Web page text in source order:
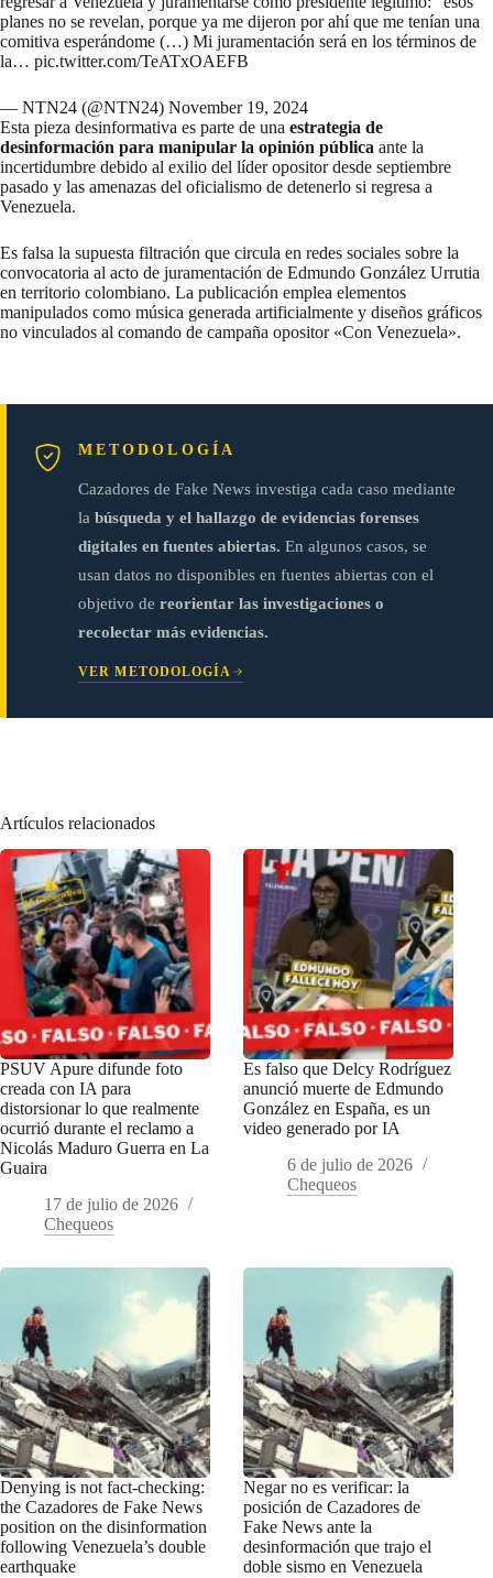
planes no se revelan, porque ya me dijeron por ahí que me tenían una
comitiva esperándome (…) Mi juramentación será en los términos de
la… pic.twitter.com/TeATxOAEFB
— NTN24 (@NTN24) November 19, 2024
Esta pieza desinformativa es parte de una estrategia de
desinformación para manipular la opinión pública ante la
incertidumbre debido al exilio del líder opositor desde septiembre
pasado y las amenazas del oficialismo de detenerlo si regresa a
Venezuela.
Es falsa la supuesta filtración que circula en redes sociales sobre la
convocatoria al acto de juramentación de Edmundo González Urrutia
en territorio colombiano. La publicación emplea elementos
manipulados como música generada artificialmente y diseños gráficos
no vinculados al comando de campaña opositor «Con Venezuela».
METODOLOGÍA
Cazadores de Fake News investiga cada caso mediante
la búsqueda y el hallazgo de evidencias forenses
digitales en fuentes abiertas. En algunos casos, se
usan datos no disponibles en fuentes abiertas con el
objetivo de reorientar las investigaciones o
recolectar más evidencias.
VER METODOLOGÍA
Artículos relacionados
PSUV Apure difunde foto
creada con IA para
distorsionar lo que realmente
ocurrió durante el reclamo a
Nicolás Maduro Guerra en La
Guaira
17 de julio de 2026
Chequeos
Es falso que Delcy Rodríguez
anunció muerte de Edmundo
González en España, es un
video generado por IA
6 de julio de 2026
Chequeos
Denying is not fact-checking:
the Cazadores de Fake News
position on the disinformation
following Venezuela’s double
earthquake
Negar no es verificar: la
posición de Cazadores de
Fake News ante la
desinformación que trajo el
doble sismo en Venezuela